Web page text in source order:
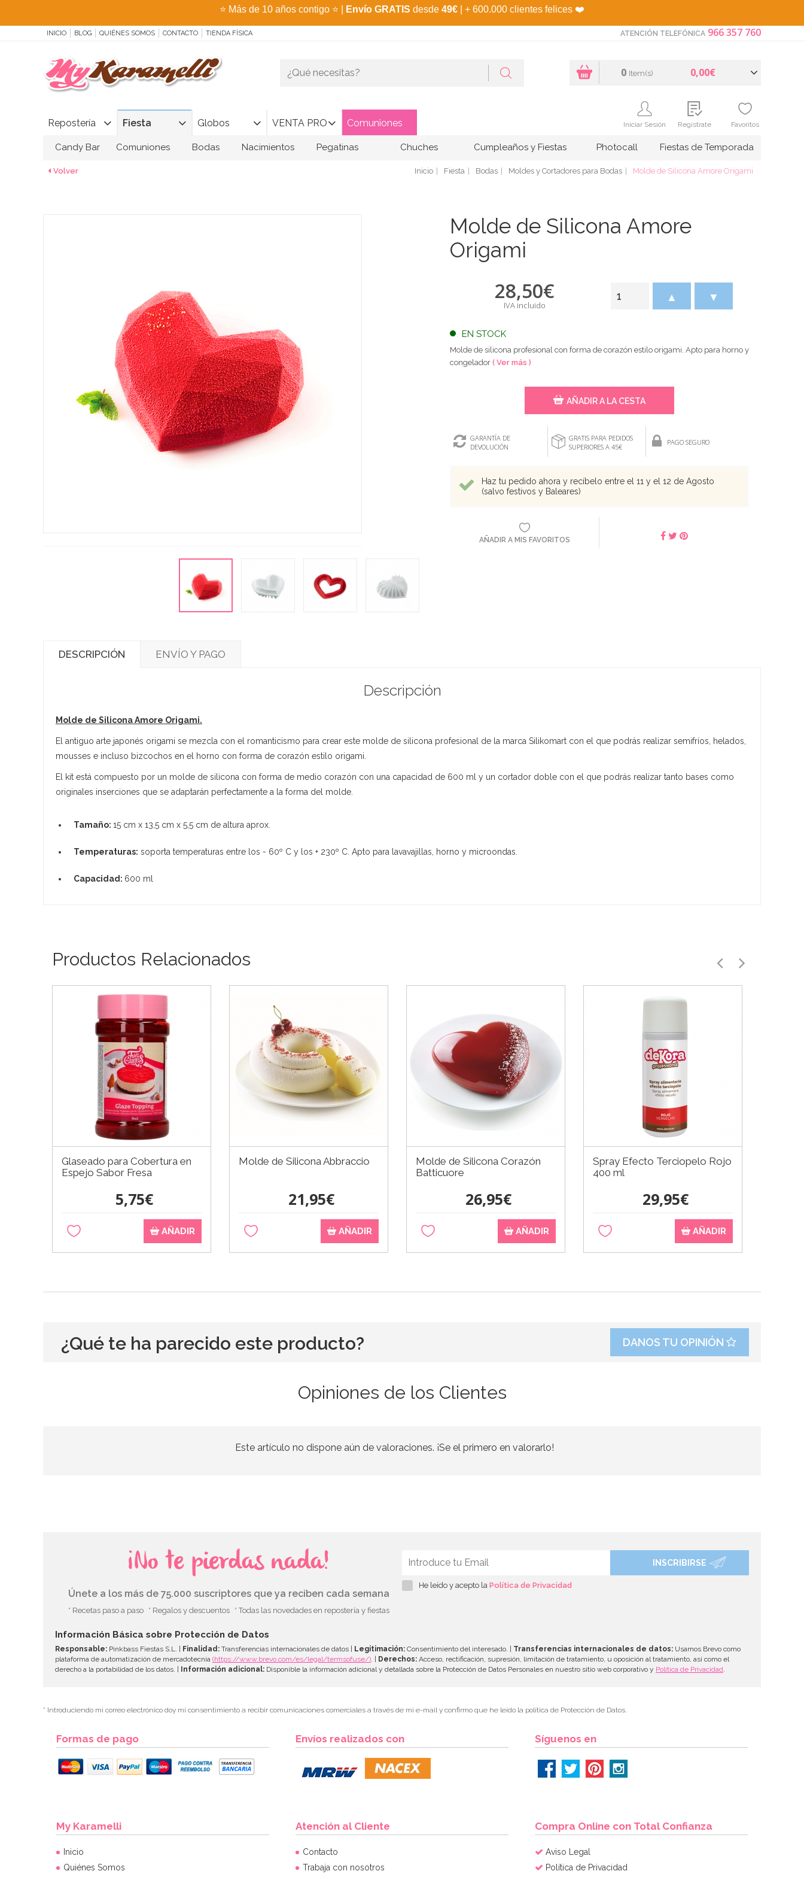
⭐ Más de 10 años contigo ⭐ Envío GRATIS desde 49€ | + 600.000 clientes felices ❤️
INICIO BLOG QUIÉNES SOMOS CONTACTO TIENDA FÍSICA ATENCIÓN TELEFÓNICA 966 357 760
Repostería Fiesta Globos VENTA PRO Comuniones
0 Item(s) 0,00€
Iniciar Sesión Regístrate Favoritos
Candy Bar Comuniones Bodas Nacimientos Pegatinas Chuches Cumpleaños y Fiestas Photocall Fiestas de Temporada
Volver Inicio Fiesta Bodas Moldes y Cortadores para Bodas Molde de Silicona Amore Origami
Molde de Silicona Amore
Origami
28,50€
IVA incluido
EN STOCK
▲ ▼
Molde de silicona profesional con forma de corazón estilo origami. Apto para horno y
congelador ( Ver más )
AÑADIR A LA CESTA
GARANTÍA DE
DEVOLUCIÓN
GRATIS PARA PEDIDOS
SUPERIORES A 45€
PAGO SEGURO
Haz tu pedido ahora y recíbelo entre el 11 y el 12 de Agosto
(salvo festivos y Baleares)
AÑADIR A MIS FAVORITOS
DESCRIPCIÓN ENVÍO Y PAGO
Descripción
Molde de Silicona Amore Origami.
El antiguo arte japonés origami se mezcla con el romanticismo para crear este molde de silicona profesional de la marca Silikomart con el que podrás realizar semifríos, helados,
mousses e incluso bizcochos en el horno con forma de corazón estilo origami.
El kit está compuesto por un molde de silicona con forma de medio corazón con una capacidad de 600 ml y un cortador doble con el que podrás realizar tanto bases como
originales inserciones que se adaptarán perfectamente a la forma del molde.
Tamaño: 15 cm x 13,5 cm x 5,5 cm de altura aprox.
Temperaturas: soporta temperaturas entre los - 60º C y los + 230º C. Apto para lavavajillas, horno y microondas.
Capacidad: 600 ml
Productos Relacionados
Glaseado para Cobertura en
Espejo Sabor Fresa
5,75€
AÑADIR
Molde de Silicona Abbraccio
21,95€
AÑADIR
Molde de Silicona Corazón
Batticuore
26,95€
AÑADIR
Spray Efecto Terciopelo Rojo
400 ml
29,95€
AÑADIR
¿Qué te ha parecido este producto? DANOS TU OPINIÓN
Opiniones de los Clientes
Este artículo no dispone aún de valoraciones. ¡Se el primero en valorarlo!
¡No te pierdas nada!
Únete a los más de 75.000 suscriptores que ya reciben cada semana
* Recetas paso a paso * Regalos y descuentos * Todas las novedades en repostería y fiestas
INSCRIBIRSE
He leído y acepto la Política de Privacidad
Información Básica sobre Protección de Datos
Responsable: Pinkbass Fiestas S.L. | Finalidad: Transferencias internacionales de datos | Legitimación: Consentimiento del interesado. | Transferencias internacionales de datos: Usamos Brevo como
plataforma de automatización de mercadotecnia (https://www.brevo.com/es/legal/termsofuse/) . | Derechos: Acceso, rectificación, supresión, limitación de tratamiento, u oposición al tratamiento, así como el
derecho a la portabilidad de los datos. | Información adicional: Disponible la información adicional y detallada sobre la Protección de Datos Personales en nuestro sitio web corporativo y Política de Privacidad
* Introduciendo mi correo electrónico doy mi consentimiento a recibir comunicaciones comerciales a través de mi e-mail y confirmo que he leído la política de Protección de Datos.
Formas de pago Envíos realizados con Síguenos en
My Karamelli
Inicio
Quiénes Somos
Atención al Cliente
Contacto
Trabaja con nosotros
Compra Online con Total Confianza
Aviso Legal
Política de Privacidad